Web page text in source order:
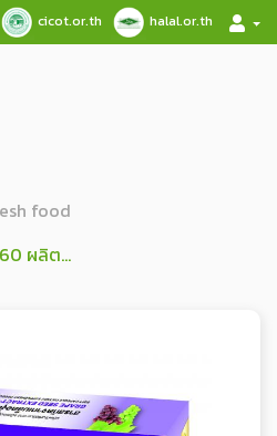
cicot.or.th halal.or.th
food
ชนิดแคปซูลนิ่ม